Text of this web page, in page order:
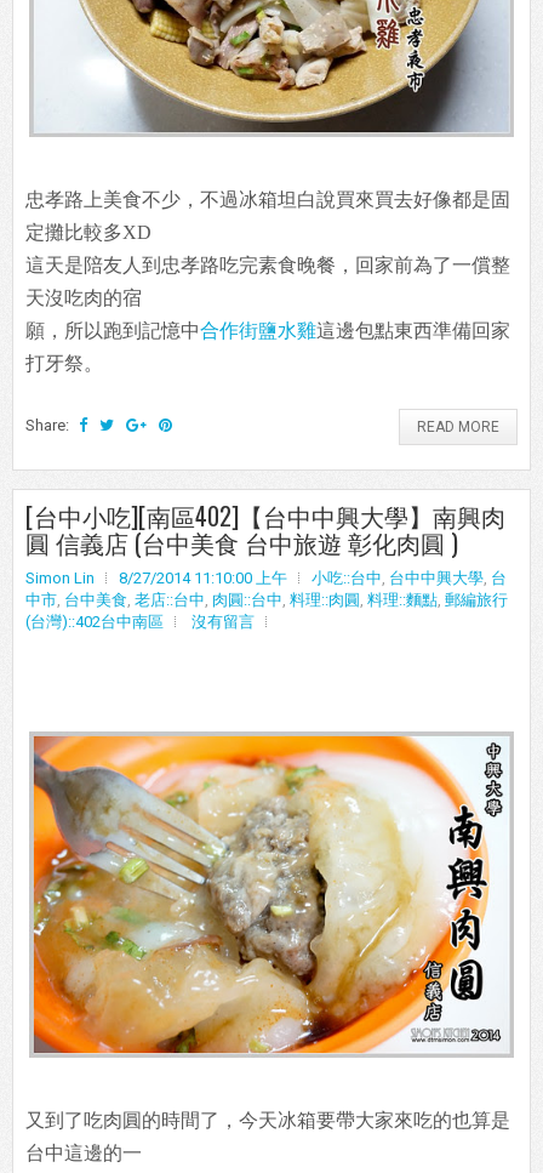
忠孝路上美食不少，不過冰箱坦白說買來買去好像都是固
定攤比較多XD
這天是陪友人到忠孝路吃完素食晚餐，回家前為了一償整
天沒吃肉的宿
願，所以跑到記憶中合作街鹽水雞這邊包點東西準備回家
打牙祭。
Share: READ MORE
[台中小吃][南區402]【台中中興大學】南興肉
圓 信義店 (台中美食 台中旅遊 彰化肉圓 )
Simon Lin 8/27/2014 11:10:00 上午 小吃::台中, 台中中興大學, 台
中市, 台中美食, 老店::台中, 肉圓::台中, 料理::肉圓 , 料理::麵點, 郵編旅行
(台灣)::402台中南區
沒有留言
又到了吃肉圓的時間了，今天冰箱要帶大家來吃的也算是
台中這邊的一